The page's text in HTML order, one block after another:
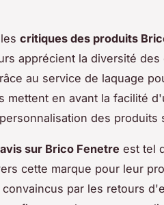
critiques des produits
apprécient la diversité
au service de laquage
mettent en avant la facilité
des
avis sur Brico Fenetre est tel
cette marque pour leur
par les retours